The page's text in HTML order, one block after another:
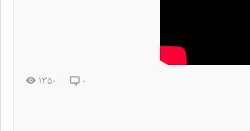
۰ ۱۳۵۰